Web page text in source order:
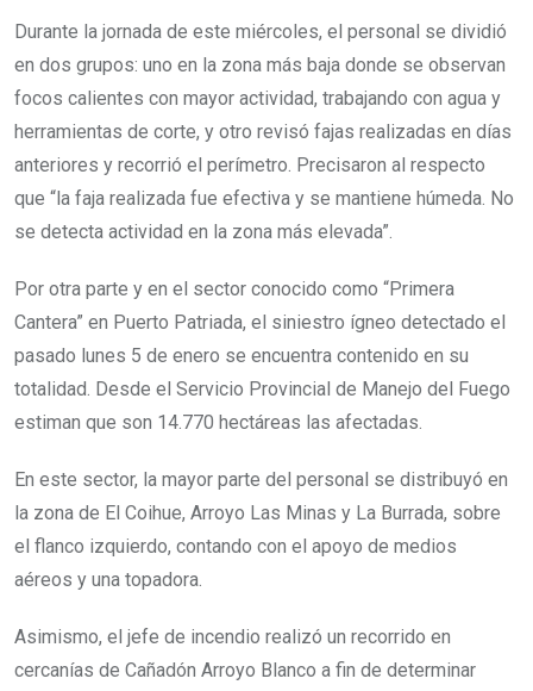
Durante la jornada de este miércoles, el personal se dividió
en dos grupos: uno en la zona más baja donde se observan
focos calientes con mayor actividad, trabajando con agua y
herramientas de corte, y otro revisó fajas realizadas en días
anteriores y recorrió el perímetro. Precisaron al respecto
que “la faja realizada fue efectiva y se mantiene húmeda. No
se detecta actividad en la zona más elevada”.
Por otra parte y en el sector conocido como “Primera
Cantera” en Puerto Patriada, el siniestro ígneo detectado el
pasado lunes 5 de enero se encuentra contenido en su
totalidad. Desde el Servicio Provincial de Manejo del Fuego
estiman que son 14.770 hectáreas las afectadas.
En este sector, la mayor parte del personal se distribuyó en
la zona de El Coihue, Arroyo Las Minas y La Burrada, sobre
el flanco izquierdo, contando con el apoyo de medios
aéreos y una topadora.
Asimismo, el jefe de incendio realizó un recorrido en
cercanías de Cañadón Arroyo Blanco a fin de determinar